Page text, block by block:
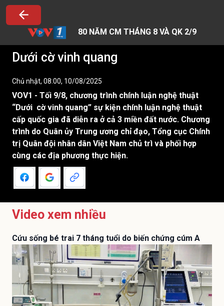
80 NĂM CM THÁNG 8 VÀ QK 2/9
Dưới cờ vinh quang
Chủ nhật, 08:00, 10/08/2025
VOV1 - Tối 9/8, chương trình chính luận nghệ thuật
“Dưới cờ vinh quang” sự kiện chính luận nghệ thuật
cấp quốc gia đã diễn ra ở cả 3 miền đất nước. Chương
trình do Quân ủy Trung ương chỉ đạo, Tổng cục Chính
trị Quân đội nhân dân Việt Nam chủ trì và phối hợp
cùng các địa phương thực hiện.
Video xem nhiều
Cứu sống bé trai 7 tháng tuổi do biến chứng cúm A